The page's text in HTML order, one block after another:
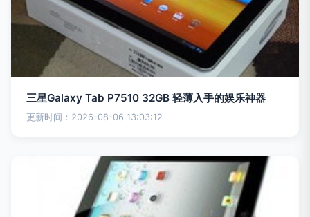
三星Galaxy Tab P7510 32GB 轻薄入手的娱乐神器
更新时间：2026-08-06 13:03:12